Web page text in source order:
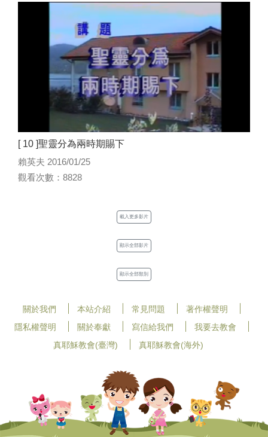
[ 10 ]聖靈分為兩時期賜下
賴英夫 2016/01/25
觀看次數：8828
載入更多影片
顯示全部影片
顯示全部類別
關於我們 本站介紹 常見問題
著作權聲明
隱私權聲明
關於奉獻 寫信給我們
我要去教會
真耶穌教會(臺灣)
真耶穌教會(海外)